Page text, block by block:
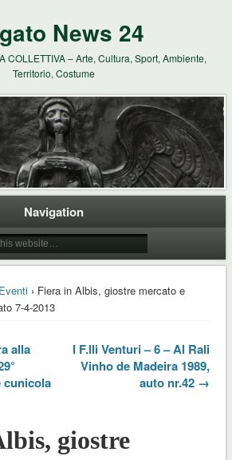
News 24
COLLETTIVA – Arte, Cultura, Sport, Ambiente,
Territorio, Costume
Navigation
Eventi› Fiera in Albis, giostre mercato e
7-4-2013
alla
cunicola
I F.lli Venturi – 6 – Al Rali
Vinho de Madeira 1989,
auto nr.42 →
giostre